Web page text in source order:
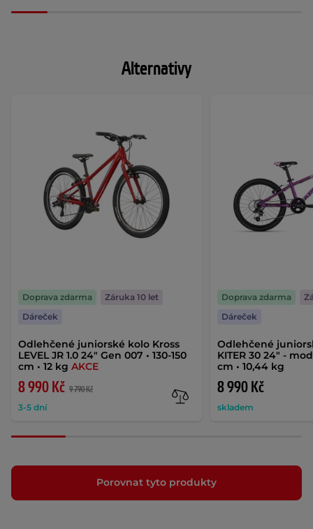
Alternativy
Odlehčené juniorské kolo Kross
LEVEL JR 1.0 24" Gen 007 • 130-150
cm • 12 kg AKCE
8 990 Kč 9 790 Kč
3-5 dní
Doprava zdarma
Záruka 10 let
Dáreček
Odlehčené
KITER 30 24" -
cm • 10,44 kg
8 990 Kč
skladem
Doprava zdarma
Dáreček
Porovnat tyto produkty